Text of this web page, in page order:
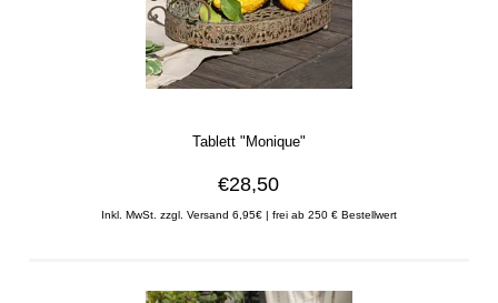
Tablett "Monique"
€28,50
Inkl. MwSt. zzgl. Versand 6,95€ | frei ab 250 € Bestellwert